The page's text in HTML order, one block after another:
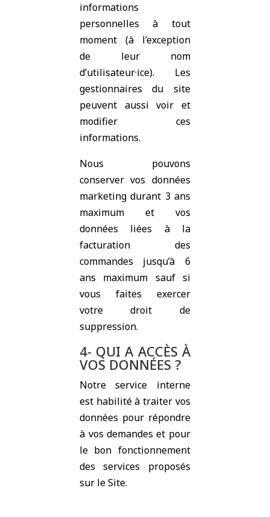
informations
personnelles à tout
moment (à l’exception
de leur nom
d’utilisateur·ice). Les
gestionnaires du site
peuvent aussi voir et
modifier ces
informations.
Nous pouvons
conserver vos données
marketing durant 3 ans
maximum et vos
données liées à la
facturation des
commandes jusqu’à 6
ans maximum sauf si
vous faites exercer
votre droit de
suppression.
4- QUI A ACCÈS À
VOS DONNÉES ?
Notre service interne
est habilité à traiter vos
données pour répondre
à vos demandes et pour
le bon fonctionnement
des services proposés
sur le Site.